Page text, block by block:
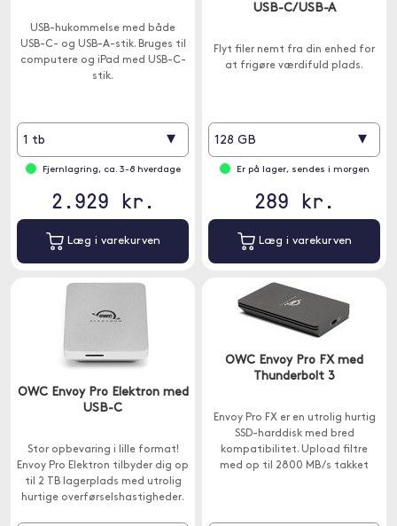
USB-hukommelse med både
USB-C- og USB-A-stik. Bruges til
computere og iPad med USB-C-
stik.
1 tb ▾
Fjernlagring, ca. 3-8 hverdage
2.929 kr.
Læg i varekurven
USB-C/USB-A
Flyt filer nemt fra din enhed for
at frigøre værdifuld plads.
128 GB ▾
Er på lager, sendes i morgen
289 kr.
Læg i varekurven
OWC Envoy Pro Elektron med
USB-C
Stor opbevaring i lille format!
Envoy Pro Elektron tilbyder dig op
til 2 TB lagerplads med utrolig
hurtige overførselshastigheder.
OWC Envoy Pro FX med
Thunderbolt 3
Envoy Pro FX er en utrolig hurtig
SSD-harddisk med bred
kompatibilitet. Upload filtre
med op til 2800 MB/s takket